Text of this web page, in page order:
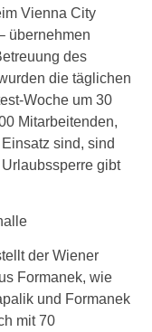
Vienna City
übernehmen
des
die täglichen
Woche um 30
Mitarbeitenden,
sind, sind
gibt
der Wiener
Formanek, wie
und Formanek
mit 70